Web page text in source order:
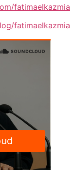
fatimaelkazmia
fatimaelkazmia